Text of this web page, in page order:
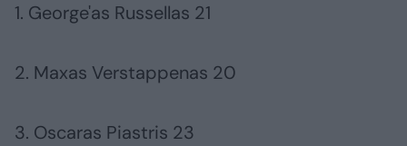
1. George'as Russellas 21
2. Maxas Verstappenas 20
3. Oscaras Piastris 23